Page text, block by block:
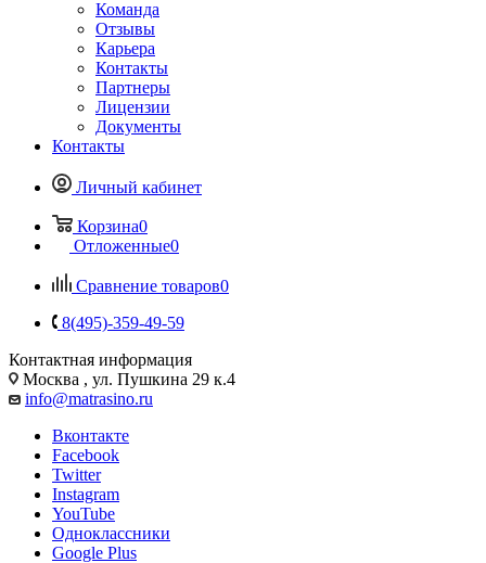
Команда
Отзывы
Карьера
Контакты
Партнеры
Лицензии
Документы
Контакты
Личный кабинет
Корзина0
Отложенные0
Сравнение товаров0
8(495)-359-49-59
Контактная информация
Москва , ул. Пушкина 29 к.4
info@matrasino.ru
Вконтакте
Facebook
Twitter
Instagram
YouTube
Одноклассники
Google Plus